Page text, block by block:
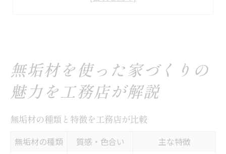
工務店が提案する健康住宅のポイント表
無垢材選びで注意したい安全基準
家族構成に合わせた間取りの工夫
化学物質を避ける家づくりのコツ
快適性と健康を両立する工務店の工夫
自然素材と工務店で叶える快適な住まい
無垢材を使った家づくりの
魅力を工務店が解説
無垢材の種類と特徴を工務店が比較
無垢材の種類 質感・色合い
主な特徴